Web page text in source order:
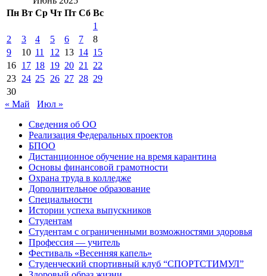
Пн Вт Ср Чт Пт Сб Вс
1
2
3 4 5 6 7
8
9
10 11 12 13 14 15
16 17 18 19 20 21
22
23 24 25 26 27 28 29
30
« Май
Июл »
Сведения об ОО
Реализация Федеральных проектов
БПОО
Дистанционное обучение на время карантина
Основы финансовой грамотности
Охрана труда в колледже
Дополнительное образование
Специальности
Истории успеха выпускников
Студентам
Студентам с ограниченными возможностями здоровья
Профессия — учитель
Фестиваль «Весенняя капель»
Студенческий спортивный клуб “СПОРТСТИМУЛ”